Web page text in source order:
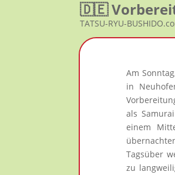
🇩🇪
TATSU-RYU-
Am
in
als
einem
Tagsüber
zu